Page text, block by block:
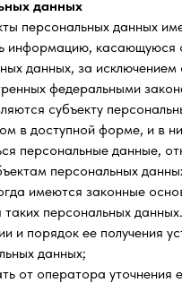
данных
персональных данных
информацию, касающуюся
данных, за исключением
федеральными
субъекту
в доступной форме, и в
персональные данные,
персональных
имеются законные
таких персональных
и порядок ее получения
данных;
от оператора уточнения